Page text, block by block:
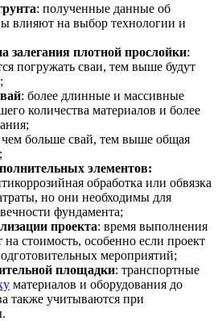
: полученные данные об
влияют на выбор технологии и
залегания плотной прослойки:
погружать сваи, тем выше будут
: более длинные и массивные
количества материалов и более
чем больше свай, тем выше общая
элементов:
обработка или обвязка
но они необходимы для
фундамента;
проекта: время выполнения
на стоимость, особенно если проект
мероприятий;
площадки: транспортные
материалов и оборудования до
также учитываются при